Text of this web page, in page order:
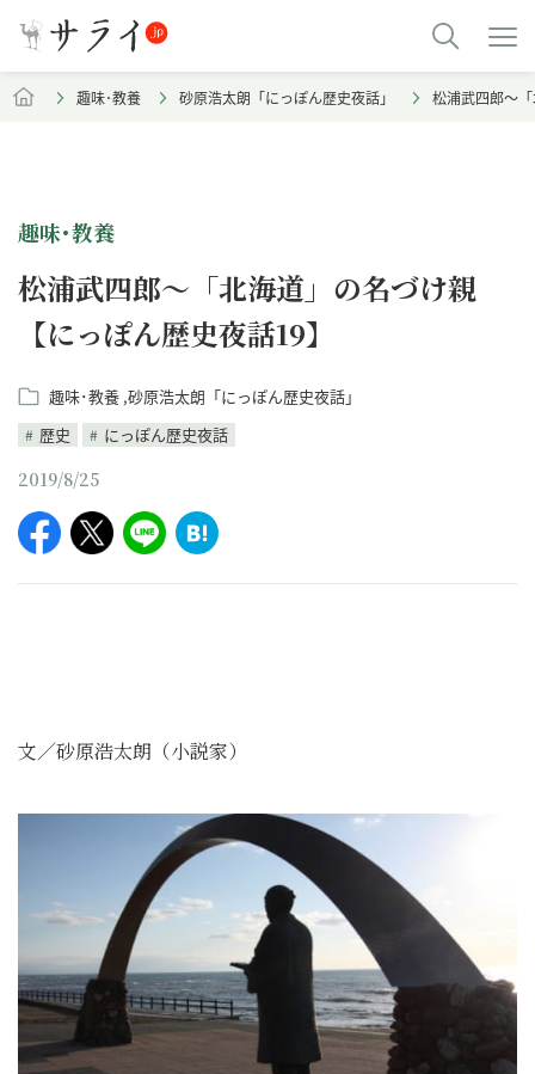
趣味･教養 砂原浩太朗「にっぽん歴史夜話」 松浦武四郎～
趣味･教養
松浦武四郎～「北海道」の名づけ親
【にっぽん歴史夜話19】
趣味･教養 砂原浩太朗「にっぽん歴史夜話」
歴史
にっぽん歴史夜話
2019/8/25
文／砂原浩太朗（小説家）